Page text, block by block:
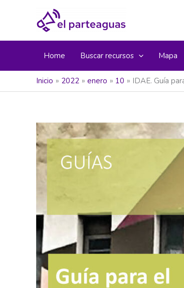
Home Buscar recursos Mapa
Inicio 2022 enero 10 IDAE. Guía